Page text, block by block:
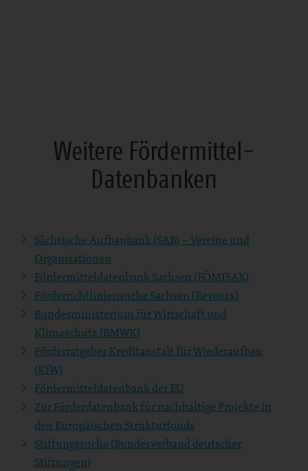
Weitere Fördermittel-
Datenbanken
Sächsische Aufbaubank (SAB) – Vereine und
Organisationen
Fördermitteldatenbank Sachsen (FÖMISAX)
Förderrichtliniensuche Sachsen (Revosax)
Bundesministerium für Wirtschaft und
Klimaschutz (BMWK)
Förderratgeber Kreditanstalt für Wiederaufbau
(KfW)
Fördermitteldatenbank der EU
Zur Förderdatenbank für nachhaltige Projekte in
den Europäischen Strukturfonds
Stiftungssuche (Bundesverband deutscher
Stiftungen)